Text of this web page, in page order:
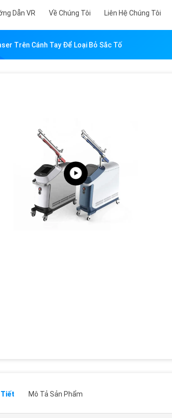
Dẫn VR Về Chúng Tôi Liên Hệ Chúng Tôi
Trên Cánh Tay Để Loại Bỏ Sắc Tố
Mô Tả Sản Phẩm